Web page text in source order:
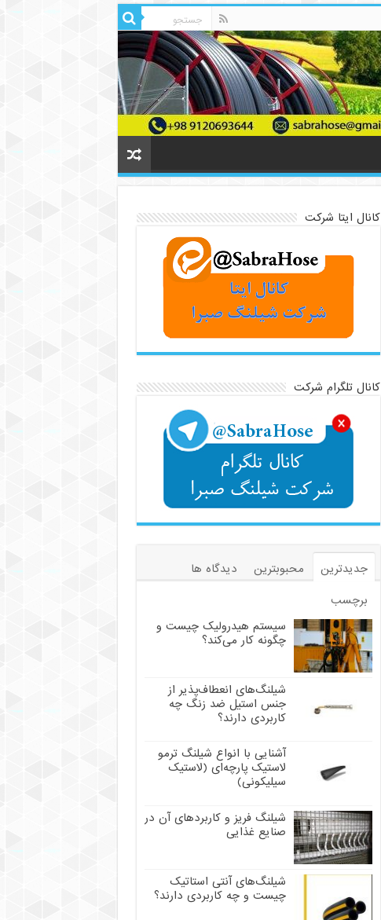
کانال ایتا شرکت
کانال تلگرام شرکت
جدیدترین محبوبترین
دیدگاه ها
برچسب
سیستم هیدرولیک چیست و
چگونه کار می‌کند؟
شیلنگ‌های انعطاف‌پذیر از
جنس استیل ضد زنگ چه
کاربردی دارند؟
آشنایی با انواع شیلنگ ترمو
لاستیک پارچه‌ای (لاستیک
سیلیکونی)
شیلنگ فریز و کاربردهای آن در
صنایع غذایی
شیلنگ‌های آنتی استاتیک
چیست و چه کاربردی دارند؟